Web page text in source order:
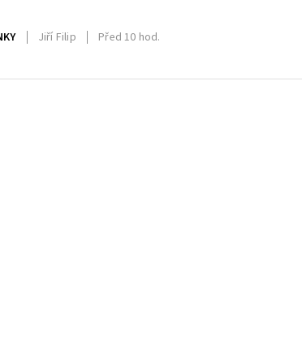
Jiří Filip Před 10 hod.